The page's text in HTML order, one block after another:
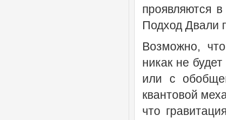
проявляются
Подход Двали
Возможно,
никак не
или с
квантовой
что